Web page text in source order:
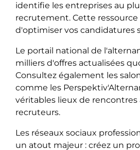
identifie les entreprises au
recrutement. Cette
d'optimiser vos candidatures
Le portail national de
milliers d'offres actualisées
Consultez également les
comme les
véritables lieux de rencontres
recruteurs.
Les réseaux sociaux
un atout majeur : créez un